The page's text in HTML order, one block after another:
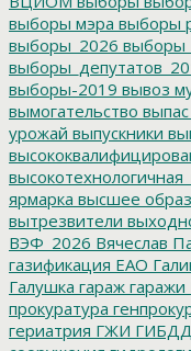
выборы мэра выборы
выборы_2026
выборы-2019 вывоз
вымогательство выпас
урожай выпускники
ярмарка высшее
вытрезвители
ВЭФ_2026 Вячеслав
газификация ЕАО
Галушка гараж гаражи
прокуратура
гериатрия ГЖИ ГИБДД